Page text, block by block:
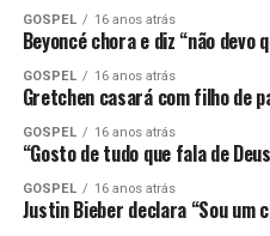
GOSPEL 16 anos atrás
Beyoncé chora e diz “não devo
GOSPEL 16 anos atrás
Gretchen casará com filho de
GOSPEL 16 anos atrás
“Gosto de tudo que fala de
GOSPEL 16 anos atrás
Justin Bieber declara “Sou um